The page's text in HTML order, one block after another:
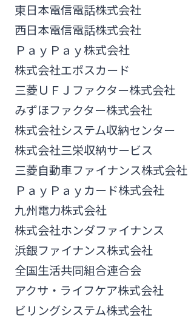
東日本電信電話株式会社
西日本電信電話株式会社
ＰａｙＰａｙ株式会社
株式会社エポスカード
三菱ＵＦＪファクター株式会社
みずほファクター株式会社
株式会社システム収納センター
株式会社三栄収納サービス
三菱自動車ファイナンス株式会社
ＰａｙＰａｙカード株式会社
九州電力株式会社
株式会社ホンダファイナンス
浜銀ファイナンス株式会社
全国生活共同組合連合会
アクサ・ライフケア株式会社
ビリングシステム株式会社